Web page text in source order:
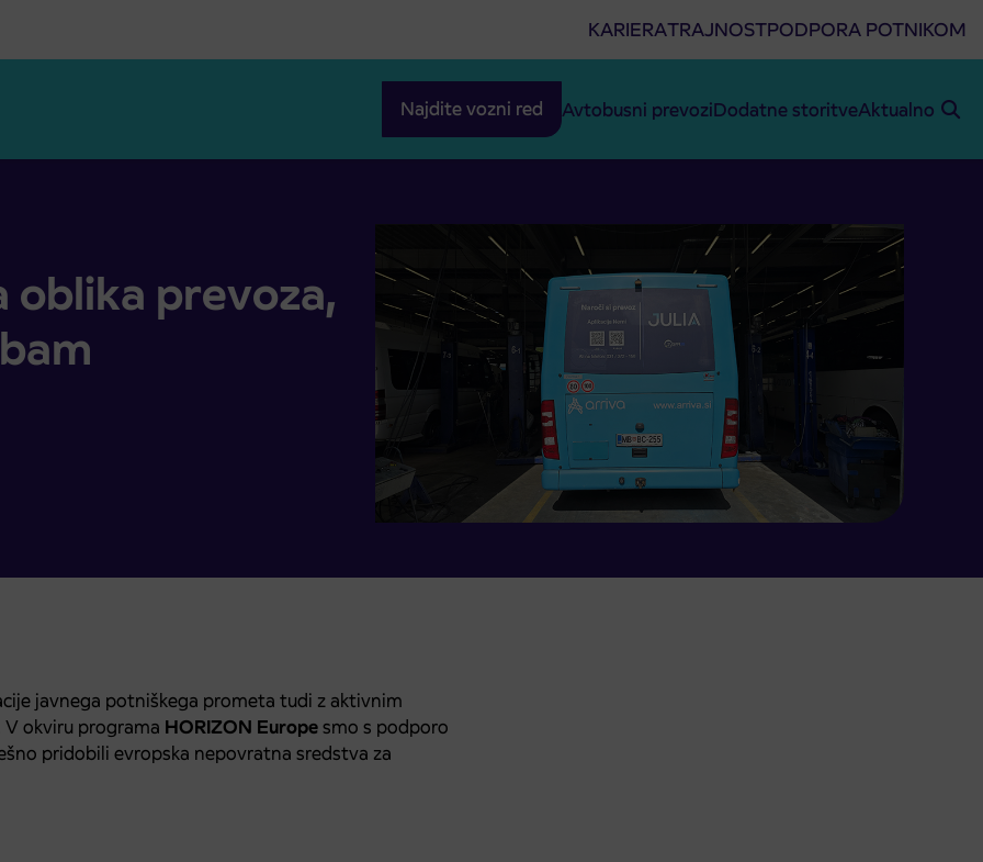
KARIERATRAJNOSTPODPORA POTNIKOM
Najdite vozni red Avtobusni prevoziDodatne storitveAktualno
uporabnikov
oblika prevoza,
javnega potniškega prometa tudi z aktivnim
okviru programa HORIZON Europesmo s podporo
pridobili evropska nepovratna sredstva za